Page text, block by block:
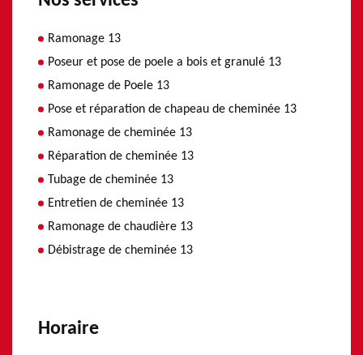
Ramonage 13
Poseur et pose de poele a bois et granulé 13
Ramonage de Poele 13
Pose et réparation de chapeau de cheminée 13
Ramonage de cheminée 13
Réparation de cheminée 13
Tubage de cheminée 13
Entretien de cheminée 13
Ramonage de chaudière 13
Débistrage de cheminée 13
Horaire